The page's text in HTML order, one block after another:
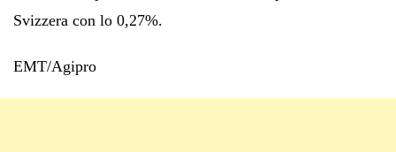
Svizzera con lo 0,27%.
EMT/Agipro